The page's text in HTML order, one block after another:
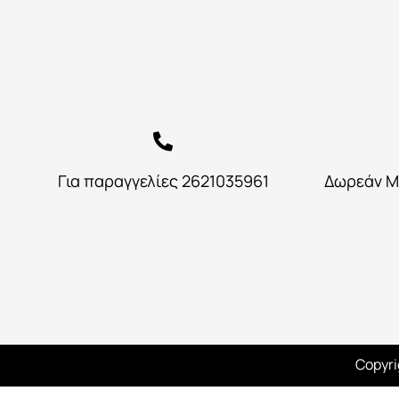
Για παραγγελίες 2621035961 Δωρεάν